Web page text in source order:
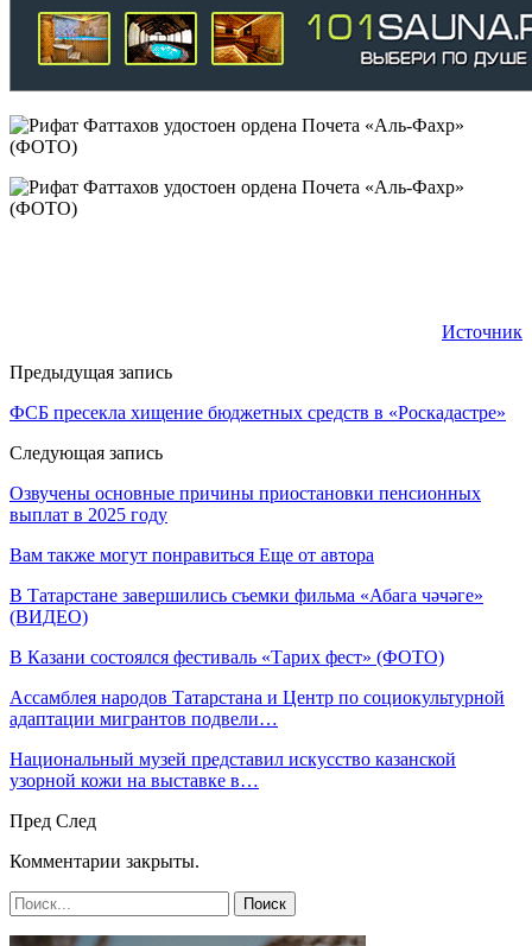
Источник
Предыдущая запись
ФСБ пресекла хищение бюджетных средств в «Роскадастре»
Следующая запись
Озвучены основные причины приостановки пенсионных
выплат в 2025 году
Вам также могут понравиться Еще от автора
В Татарстане завершились съемки фильма «Абага чәчәге»
(ВИДЕО)
В Казани состоялся фестиваль «Тарих фест» (ФОТО)
Ассамблея народов Татарстана и Центр по социокультурной
адаптации мигрантов подвели…
Национальный музей представил искусство казанской
узорной кожи на выставке в…
Пред След
Комментарии закрыты.